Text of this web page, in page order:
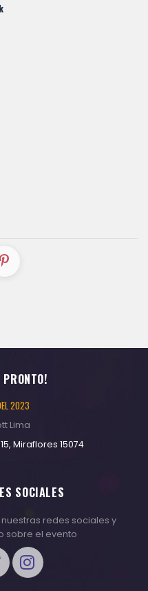
PRONTO!
2023
Lima
Miraflores 15074
SOCIALES
redes sociales y
sobre el evento